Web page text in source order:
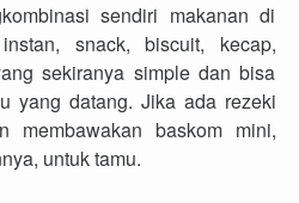
sendiri makanan di
snack, biscuit, kecap,
sekiranya simple dan bisa
yang datang. Jika ada rezeki
membawakan baskom mini,
untuk tamu.